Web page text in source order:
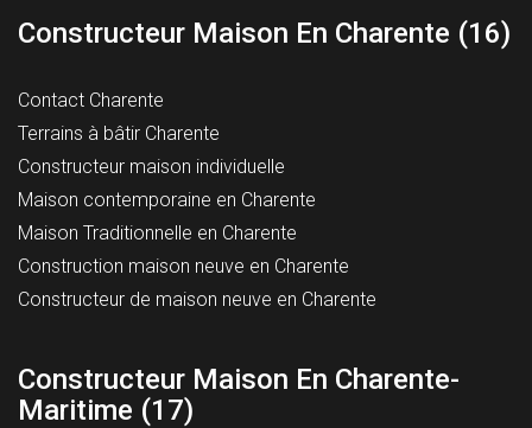
Constructeur Maison En Charente (16)
Contact Charente
Terrains à bâtir Charente
Constructeur maison individuelle
Maison contemporaine en Charente
Maison Traditionnelle en Charente
Construction maison neuve en Charente
Constructeur de maison neuve en Charente
Constructeur Maison En Charente-
Maritime (17)